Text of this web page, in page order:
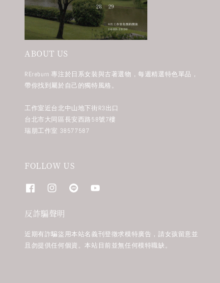
ABOUT US
REreburn 專注於日系女裝與古著選物，每週精選特色單品，
帶你找到屬於自己的獨特風格。
工作室近台北中山地下街R3出口
台北市大同區長安西路58號7樓
瑞朋工作室 38577587
FOLLOW US
反詐騙聲明
近期有詐騙盜用本站名義刊登徵求模特廣告，請女孩留意並
且勿提供任何個資。本站目前並無任何模特職缺。